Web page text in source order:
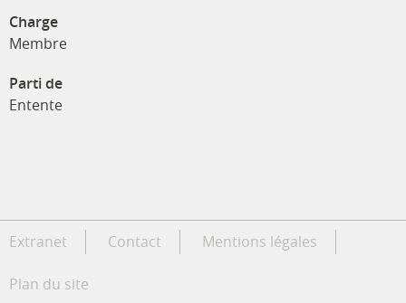
Charge
Membre
Parti de
Entente
Extranet Contact Mentions légales
Plan du site